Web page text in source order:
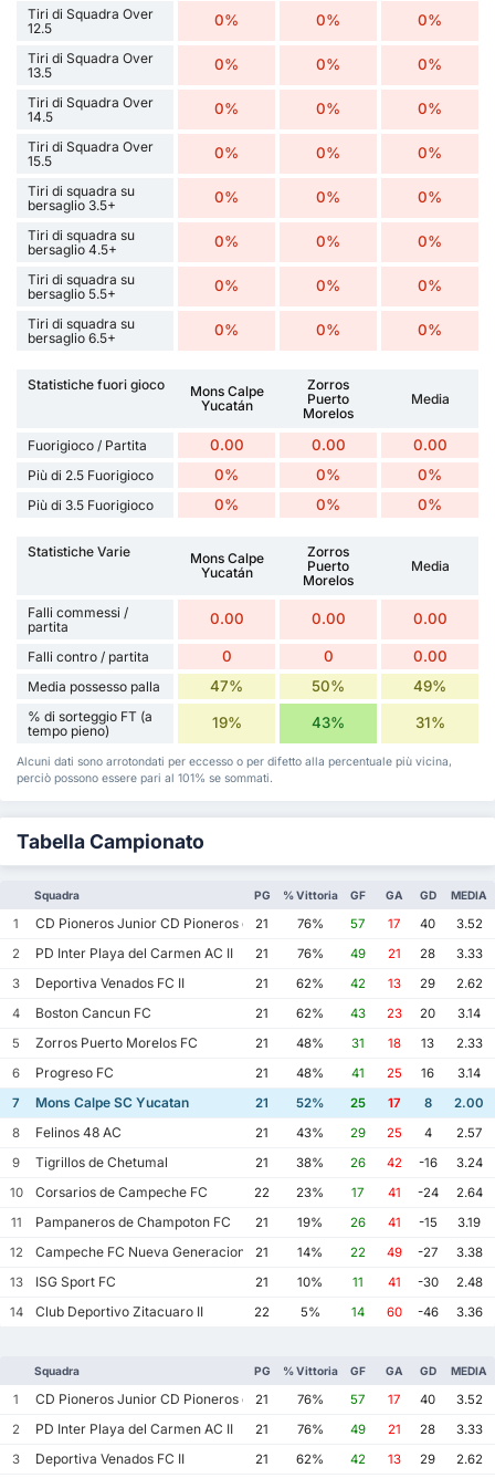
Tiri di Squadra Over
12.5
0% 0% 0%
Tiri di Squadra Over
13.5
0% 0% 0%
Tiri di Squadra Over
14.5
0% 0% 0%
Tiri di Squadra Over
15.5
0% 0% 0%
Tiri di squadra su
bersaglio 3.5+
0% 0% 0%
Tiri di squadra su
bersaglio 4.5+
0% 0% 0%
Tiri di squadra su
bersaglio 5.5+
0% 0% 0%
Tiri di squadra su
bersaglio 6.5+
0% 0% 0%
Statistiche fuori gioco
Mons Calpe
Yucatán
Zorros
Puerto
Morelos
Media
Fuorigioco / Partita 0.00 0.00 0.00
Più di 2.5 Fuorigioco 0% 0% 0%
Più di 3.5 Fuorigioco 0% 0% 0%
Statistiche Varie
Mons Calpe
Yucatán
Zorros
Puerto
Morelos
Media
Falli commessi /
partita
0.00 0.00 0.00
Falli contro / partita 0 0 0.00
Media possesso palla 47% 50% 49%
% di sorteggio FT (a
tempo pieno)
19% 43% 31%
Alcuni dati sono arrotondati per eccesso o per difetto alla percentuale più vicina,
perciò possono essere pari al 101% se sommati.
Tabella Campionato
Squadra PG % Vittoria GF GA GD MEDIA
1 CD Pioneros Junior CD Pioneros de Cancun II
21 76% 57 17 40
3.52
2
PD Inter Playa del Carmen AC II 21 76% 49 21 28
3.33
3
Deportiva Venados FC II 21 62% 42 13 29
2.62
4
Boston Cancun FC 21 62% 43 23 20
3.14
5
Zorros Puerto Morelos FC 21 48% 31 18 13
2.33
6
Progreso FC 21 48% 41 25 16
3.14
7
Mons Calpe SC Yucatan 21 52% 25 17 8
2.00
8
Felinos 48 AC 21 43% 29 25 4
2.57
9
Tigrillos de Chetumal 21 38% 26 42 -16
3.24
10
Corsarios de Campeche FC 22 23% 17 41 -24
2.64
11
Pampaneros de Champoton FC 21 19% 26 41 -15
3.19
12
Campeche FC Nueva Generacion 21 14% 22 49 -27
3.38
13
ISG Sport FC 21 10% 11 41 -30
2.48
14
Club Deportivo Zitacuaro II 22 5% 14 60 -46 3.36
Squadra PG % Vittoria GF GA GD MEDIA
1 CD Pioneros Junior CD Pioneros de Cancun II
21 76% 57 17 40
3.52
2
PD Inter Playa del Carmen AC II 21 76% 49 21 28
3.33
3
Deportiva Venados FC II 21 62% 42 13 29
2.62